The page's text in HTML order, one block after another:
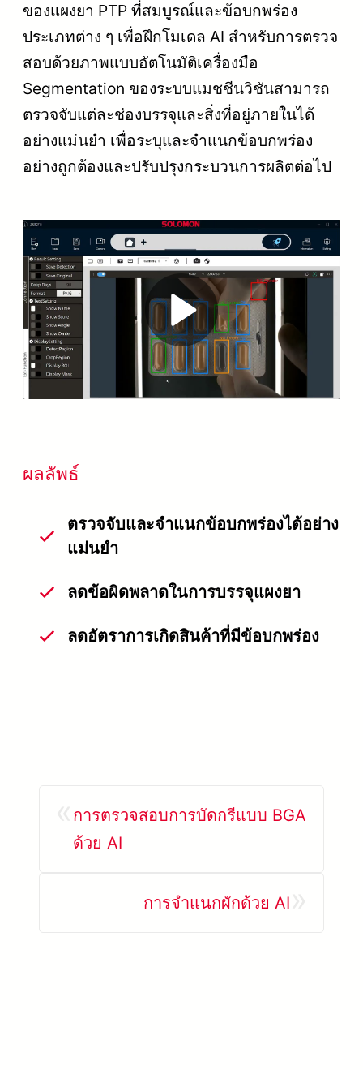
ของแผงยา PTP ที่สมบูรณ์และข้อบกพร่อง
ประเภทต่าง ๆ เพื่อฝึกโมเดล AI สำหรับการตรวจ
สอบด้วยภาพแบบอัตโนมัติเครื่องมือ
Segmentation ของระบบแมชชีนวิชันสามารถ
ตรวจจับแต่ละช่องบรรจุและสิ่งที่อยู่ภายในได้
อย่างแม่นยำ เพื่อระบุและจำแนกข้อบกพร่อง
อย่างถูกต้องและปรับปรุงกระบวนการผลิตต่อไป
Play
Video
ผลลัพธ์
ตรวจจับและจำแนกข้อบกพร่องได้อย่าง
แม่นยำ
ลดข้อผิดพลาดในการบรรจุแผงยา
ลดอัตราการเกิดสินค้าที่มีข้อบกพร่อง
การตรวจสอบการบัดกรีแบบ BGA
ด้วย AI
การจำแนกผักด้วย AI